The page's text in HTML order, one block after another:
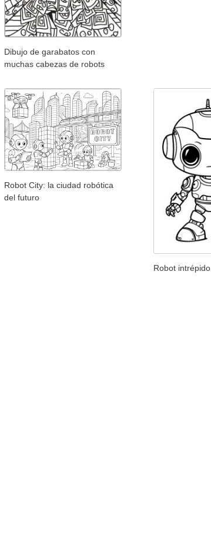
Dibujo de garabatos con
muchas cabezas de robots
Robot City: la ciudad robótica
del futuro
Robot intrépido